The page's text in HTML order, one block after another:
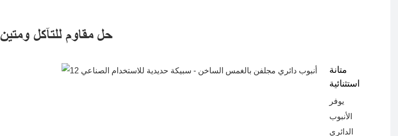
حل مقاوم للتآكل ومتين
متانة
استثنائية
يوفر
الأنبوب
الدائري